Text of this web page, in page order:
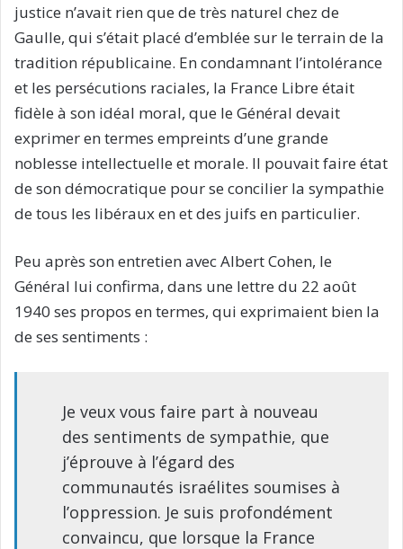
justice n’avait rien que de très naturel chez de
Gaulle, qui s’était placé d’emblée sur le terrain de la
tradition républicaine. En condamnant l’intolérance
et les persécutions raciales, la France Libre était
fidèle à son idéal moral, que le Général devait
exprimer en termes empreints d’une grande
noblesse intellectuelle et morale. Il pouvait faire état
de son démocratique pour se concilier la sympathie
de tous les libéraux en et des juifs en particulier.
Peu après son entretien avec Albert Cohen, le
Général lui confirma, dans une lettre du 22 août
1940 ses propos en termes, qui exprimaient bien la
de ses sentiments :
Je veux vous faire part à nouveau
des sentiments de sympathie, que
j’éprouve à l’égard des
communautés israélites soumises à
l’oppression. Je suis profondément
convaincu, que lorsque la France